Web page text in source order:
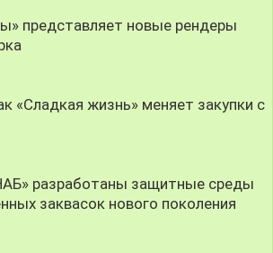
представляет новые рендеры
«Сладкая жизнь» меняет закупки с
разработаны защитные среды
заквасок нового поколения